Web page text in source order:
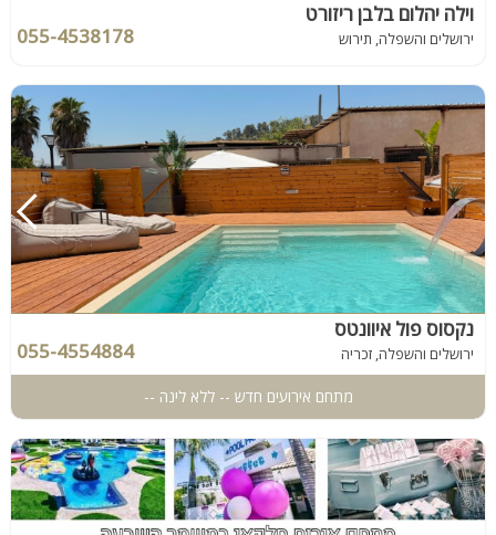
וילה יהלום בלבן ריזורט
ירושלים והשפלה, תירוש 055-4538178
נקסוס פול איוונטס
ירושלים והשפלה, זכריה 055-4554884
מתחם אירועים חדש -- ללא לינה --